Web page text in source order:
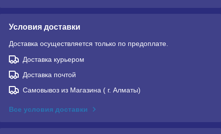
Условия доставки
Доставка осуществляется только по предоплате.
Доставка курьером
Доставка почтой
Самовывоз из Магазина ( г. Алматы)
Все условия доставки